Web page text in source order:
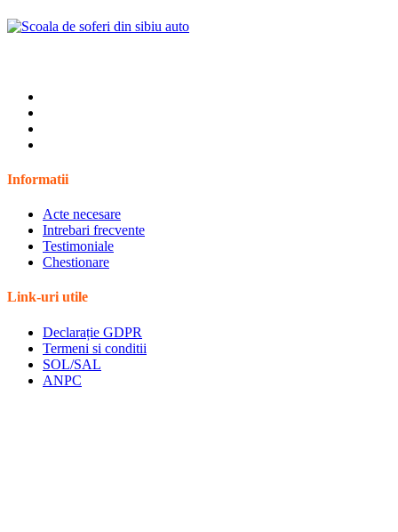
Informatii
Acte necesare
Intrebari frecvente
Testimoniale
Chestionare
Link-uri utile
Declarație GDPR
Termeni si conditii
SOL/SAL
ANPC